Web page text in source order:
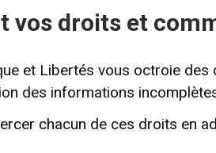
vos droits et
et Libertés vous octroie des
des informations
chacun de ces droits en